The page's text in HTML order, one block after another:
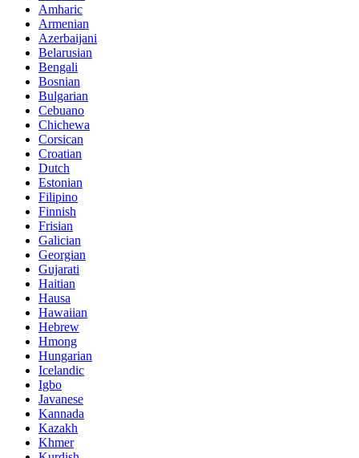
Amharic
Armenian
Azerbaijani
Belarusian
Bengali
Bosnian
Bulgarian
Cebuano
Chichewa
Corsican
Croatian
Dutch
Estonian
Filipino
Finnish
Frisian
Galician
Georgian
Gujarati
Haitian
Hausa
Hawaiian
Hebrew
Hmong
Hungarian
Icelandic
Igbo
Javanese
Kannada
Kazakh
Khmer